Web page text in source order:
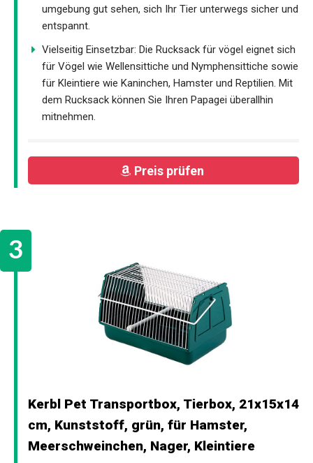
umgebung gut sehen, sich Ihr Tier unterwegs sicher und
entspannt.
Vielseitig Einsetzbar: Die Rucksack für vögel eignet sich
für Vögel wie Wellensittiche und Nymphensittiche sowie
für Kleintiere wie Kaninchen, Hamster und Reptilien. Mit
dem Rucksack können Sie Ihren Papagei überallhin
mitnehmen.
Preis prüfen
Kerbl Pet Transportbox, Tierbox, 21x15x14
cm, Kunststoff, grün, für Hamster,
Meerschweinchen, Nager, Kleintiere